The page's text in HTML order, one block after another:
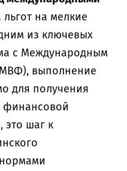
на мелкие
из ключевых
с Международным
выполнение
для получения
финансовой
это шаг к